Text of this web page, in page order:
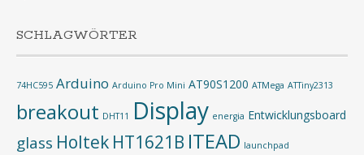
SCHLAGWÖRTER
74HC595 Arduino Arduino Pro Mini AT90S1200 ATMega ATTiny2313
breakout DHT11 Display energia Entwicklungsboard
glass Holtek HT1621B ITEAD launchpad